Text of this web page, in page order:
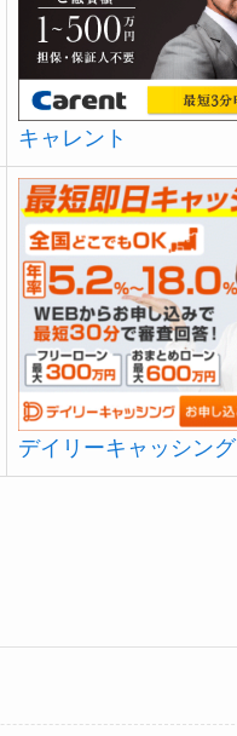
キャレント
デイリーキャッシング